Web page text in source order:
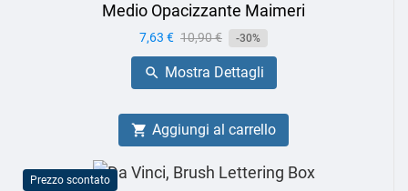
Medio Opacizzante Maimeri
Prezzo
7,63 € Prezzo
base
10,90 € -30%
 Mostra Dettagli
 Aggiungi al carrello
Prezzo scontato